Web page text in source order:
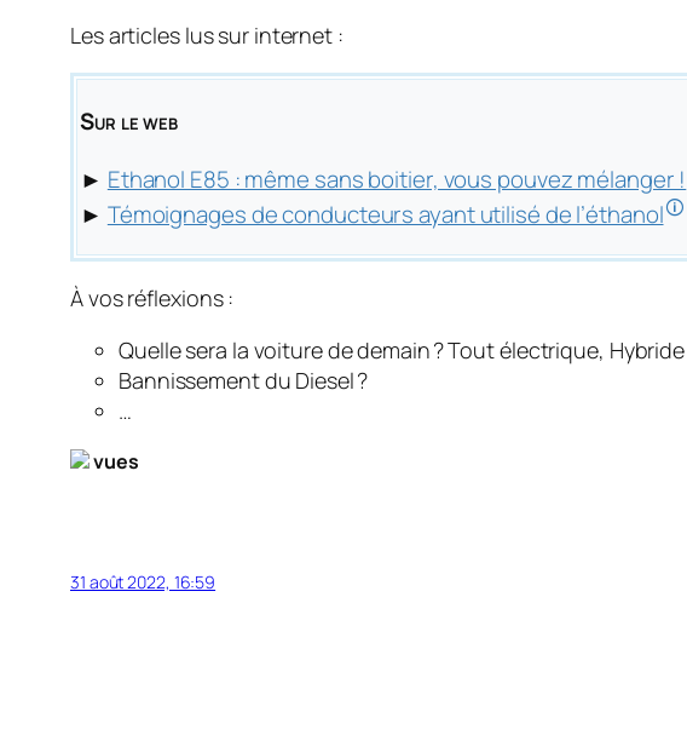
Les articles lus sur internet :
Sur le web
► Ethanol E85 : même sans boitier, vous pouvez mélanger !
► Témoignages de conducteurs ayant utilisé de l’éthanol🛈
À vos réflexions :
Quelle sera la voiture de demain ? Tout électrique,
Bannissement du Diesel ?
…
vues
31 août 2022, 16:59